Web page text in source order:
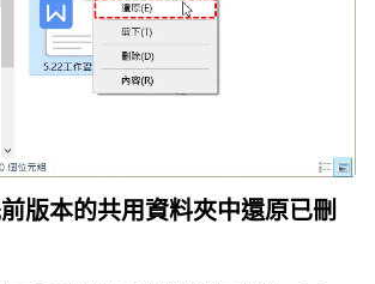
版本的共用資料夾中還原已刪